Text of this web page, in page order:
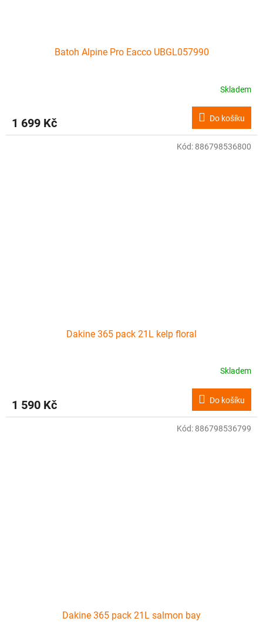
Batoh Alpine Pro Eacco UBGL057990
Skladem
1 699 Kč Do košíku
Dakine 365 pack 21L kelp floral
Skladem
1 590 Kč Do košíku
Kód: 886798536800
Dakine 365 pack 21L salmon bay
Kód: 886798536799